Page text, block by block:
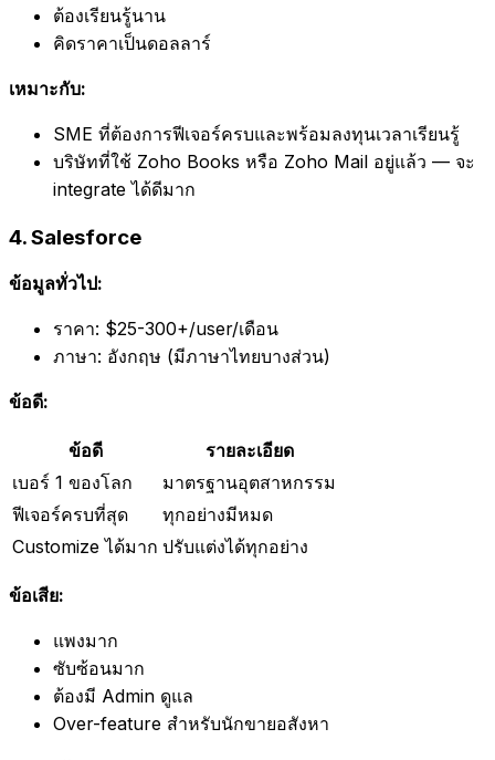
ต้องเรียนรู้นาน
คิดราคาเป็นดอลลาร์
เหมาะกับ:
SME ที่ต้องการฟีเจอร์ครบและพร้อมลงทุนเวลาเรียนรู้
บริษัทที่ใช้ Zoho Books หรือ Zoho Mail อยู่แล้ว — จะ
integrate ได้ดีมาก
4. Salesforce
ข้อมูลทั่วไป:
ราคา: $25-300+/user/เดือน
ภาษา: อังกฤษ (มีภาษาไทยบางส่วน)
ข้อดี:
ข้อดี
รายละเอียด
เบอร์ 1 ของโลก
มาตรฐานอุตสาหกรรม
ฟีเจอร์ครบที่สุด
ทุกอย่างมีหมด
Customize ได้มาก ปรับแต่งได้ทุกอย่าง
ข้อเสีย:
แพงมาก
ซับซ้อนมาก
ต้องมี Admin ดูแล
Over-feature สำหรับนักขายอสังหา